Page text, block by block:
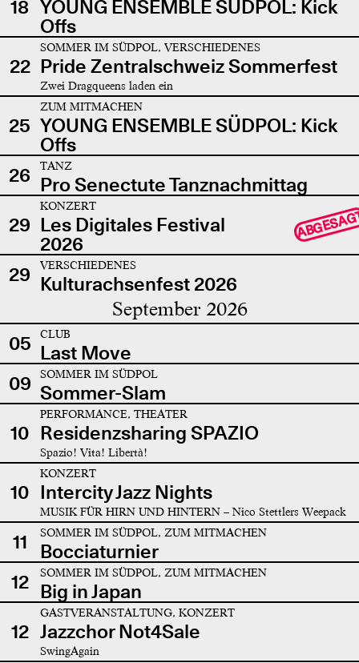
18 YOUNG ENSEMBLE SÜDPOL: Kick
Offs
22
SOMMER IM SÜDPOL, VERSCHIEDENES
Pride Zentralschweiz Sommerfest
Zwei Dragqueens laden ein
25
ZUM MITMACHEN
YOUNG ENSEMBLE SÜDPOL: Kick
Offs
26
TANZ
Pro Senectute Tanznachmittag
29
KONZERT
Les Digitales Festival
2026
29 VERSCHIEDENES
Kulturachsenfest 2026
September 2026
05 CLUB
Last Move
09
SOMMER IM SÜDPOL
Sommer-Slam
10
PERFORMANCE, THEATER
Residenzsharing SPAZIO
Spazio! Vita! Libertà!
10
KONZERT
Intercity Jazz Nights
MUSIK FÜR HIRN UND HINTERN – Nico Stettlers Weepack
11 SOMMER IM SÜDPOL, ZUM MITMACHEN
Bocciaturnier
12
SOMMER IM SÜDPOL, ZUM MITMACHEN
Big in Japan
12
GASTVERANSTALTUNG, KONZERT
Jazzchor Not4Sale
SwingAgain